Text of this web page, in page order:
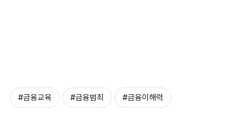
#금융교육 #금융범죄 #금융이해력